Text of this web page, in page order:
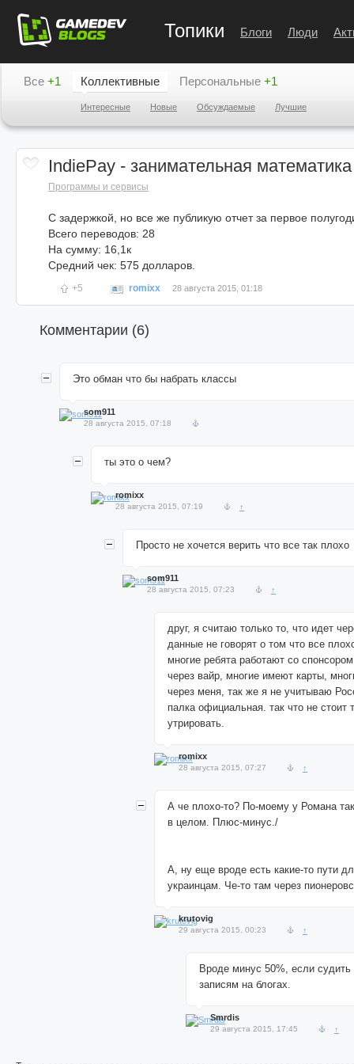
Топики Блоги Люди
Все +1 Коллективные
Интересные Новые Обсуждаемые Лучшие
Персональные +1
IndiePay - занимательная
Программы и сервисы
С задержкой, но все же публикую отчет за первое
Всего переводов: 28
На сумму: 16,1к
Средний чек: 575 долларов.
+5 romixx 28 августа 2015, 01:18
Комментарии (6)
Это обман что бы набрать классы
som911
28 августа 2015, 07:18
ты это о чем?
romixx
28 августа 2015, 07:19 ↑
Просто не хочется верить что все так плохо
som911
28 августа 2015, 07:23 ↑
друг, я считаю только то, что идет
данные не говорят о том что все
многие ребята работают со
через вайр, многие имеют карты,
через меня, так же я не учитываю
палка официальная. так что не стоит
утрировать.
romixx
28 августа 2015, 07:27 ↑
А че плохо-то? По-моему у Романа
в целом. Плюс-минус./
А, ну еще вроде есть какие-то пути
украинцам. Че-то там через
krutovig
29 августа 2015, 00:23 ↑
Вроде минус 50%, если
записям на блогах.
Smrdis
29 августа 2015, 17:45 ↑